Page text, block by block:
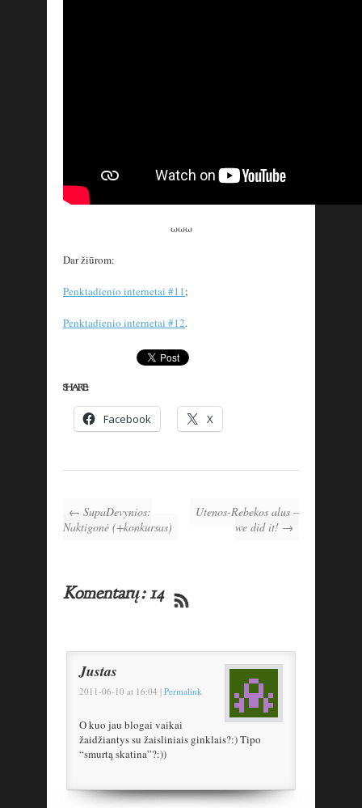
ωωω
Dar žiūrom:
Penktadienio internetai #11;
Penktadienio internetai #12.
SHARE:
Facebook X
← SupaDevynios:
Naktigonė (+konkursas)
Utenos-Rebekos alus –
we did it! →
Komentarų: 14
Justas
2011-06-10 at 16:04 | Permalink
O kuo jau blogai vaikai
žaidžiantys su žaisliniais ginklais?:) Tipo
“smurtą skatina”?:))